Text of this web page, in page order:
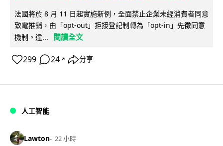
法國將於 8 月 11 日起實施新例，全面禁止企業未經消費者同意
致電推銷，由「opt-out」拒接登記制轉為「opt-in」先徵同意
機制。違...
閱讀全文
299 24 ↗ 分享
人工智能
Lawton 22 小時